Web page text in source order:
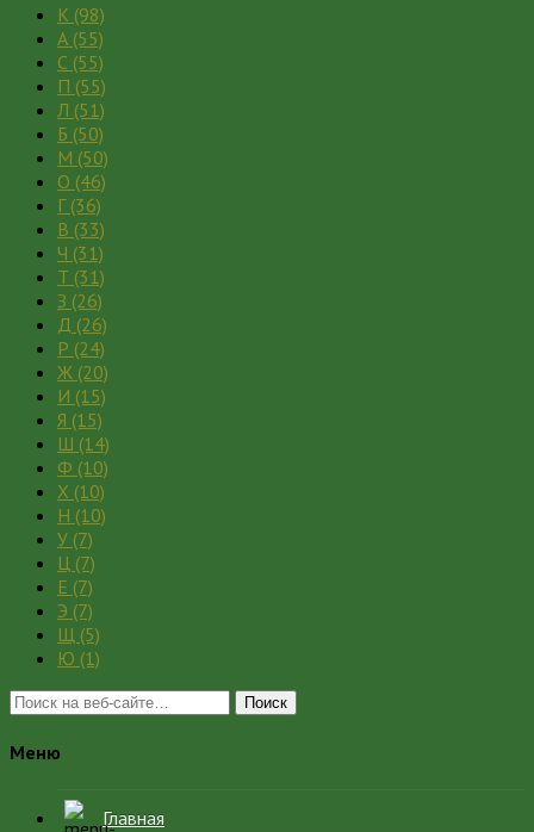
К (98)
А (55)
С (55)
П (55)
Л (51)
Б (50)
М (50)
О (46)
Г (36)
В (33)
Ч (31)
Т (31)
З (26)
Д (26)
Р (24)
Ж (20)
И (15)
Я (15)
Ш (14)
Ф (10)
Х (10)
Н (10)
У (7)
Ц (7)
Е (7)
Э (7)
Щ (5)
Ю (1)
Поиск
Меню
Главная